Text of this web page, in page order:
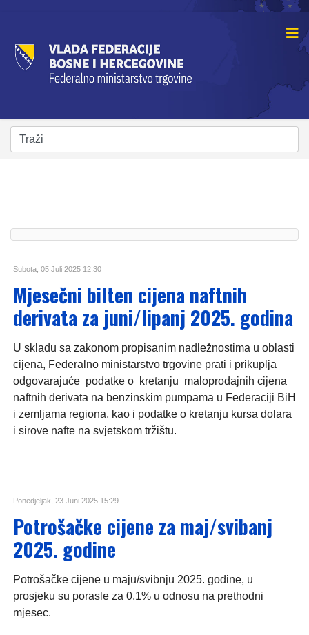
Subota, 05 Juli 2025 12:30
Mjesečni bilten cijena naftnih
derivata za juni/lipanj 2025. godina
U skladu sa zakonom propisanim nadležnostima u oblasti
cijena, Federalno ministarstvo trgovine prati i prikuplja
odgovarajuće podatke o kretanju maloprodajnih cijena
naftnih derivata na benzinskim pumpama u Federaciji BiH
i zemljama regiona, kao i podatke o kretanju kursa dolara
i sirove nafte na svjetskom tržištu.
Ponedjeljak, 23 Juni 2025 15:29
Potrošačke cijene za maj/svibanj
2025. godine
Potrošačke cijene u maju/svibnju 2025. godine, u
prosjeku su porasle za 0,1% u odnosu na prethodni
mjesec.